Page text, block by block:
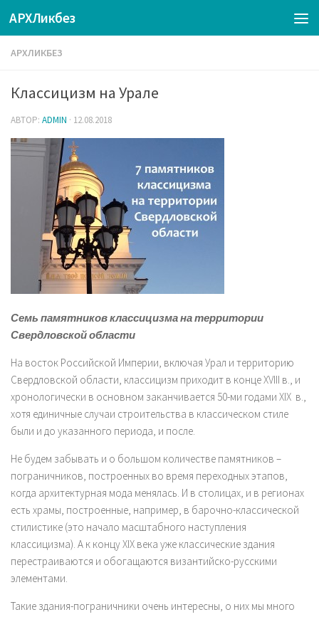
АРХЛикбез
АРХЛИКБЕЗ
Классицизм на Урале
АВТОР: ADMIN · 12.08.2018
Семь памятников классицизма на территории
Свердловской области
На восток Российской Империи, включая Урал и территорию
Свердловской области, классицизм приходит в конце XVIII в., и
хронологически в основном заканчивается 50-ми годами XIX в.,
хотя единичные случаи строительства в классическом стиле
были и до указанного периода, и после.
Не будем забывать и о большом количестве памятников –
пограничников, построенных во время переходных этапов,
когда архитектурная мода менялась. И в столицах, и в регионах
есть храмы, построенные, например, в барочно-классической
стилистике (это начало масштабного наступления
классицизма). А к концу XIX века уже классические здания
перестраиваются и обогащаются византийско-русскими
элементами.
Такие здания-пограничники очень интересны, о них мы много